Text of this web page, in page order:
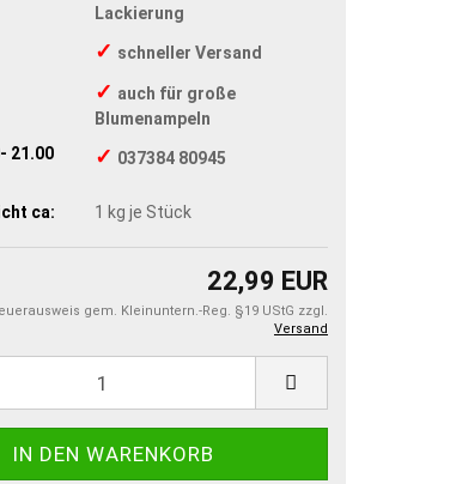
Lackierung
✓ schneller Versand
✓ auch für große
Blumenampeln
21.00
✓ 037384 80945
ca: 1 kg je Stück
22,99 EUR
gem. Kleinuntern.-Reg. §19 UStG zzgl.
Versand